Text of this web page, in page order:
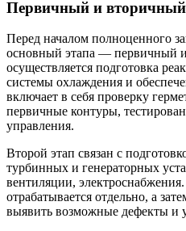
Первичный и вторичный
Перед началом полноценного
основный этапа — первичный
осуществляется подготовка
системы охлаждения и
включает в себя проверку
первичные контуры,
управления.
Второй этап связан с
турбинных и генераторных
вентиляции,
отрабатывается отдельно, а
выявить возможные дефекты и